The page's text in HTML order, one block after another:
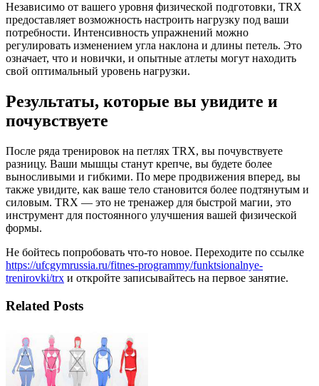
Независимо от вашего уровня физической подготовки, TRX
предоставляет возможность настроить нагрузку под ваши
потребности. Интенсивность упражнений можно
регулировать изменением угла наклона и длины петель. Это
означает, что и новички, и опытные атлеты могут находить
свой оптимальный уровень нагрузки.
Результаты, которые вы увидите и
почувствуете
После ряда тренировок на петлях TRX, вы почувствуете
разницу. Ваши мышцы станут крепче, вы будете более
выносливыми и гибкими. По мере продвижения вперед, вы
также увидите, как ваше тело становится более подтянутым и
силовым. TRX — это не тренажер для быстрой магии, это
инструмент для постоянного улучшения вашей физической
формы.
Не бойтесь попробовать что-то новое. Переходите по ссылке
https://ufcgymrussia.ru/fitnes-programmy/funktsionalnye-
trenirovki/trx и откройте записывайтесь на первое занятие.
Related Posts